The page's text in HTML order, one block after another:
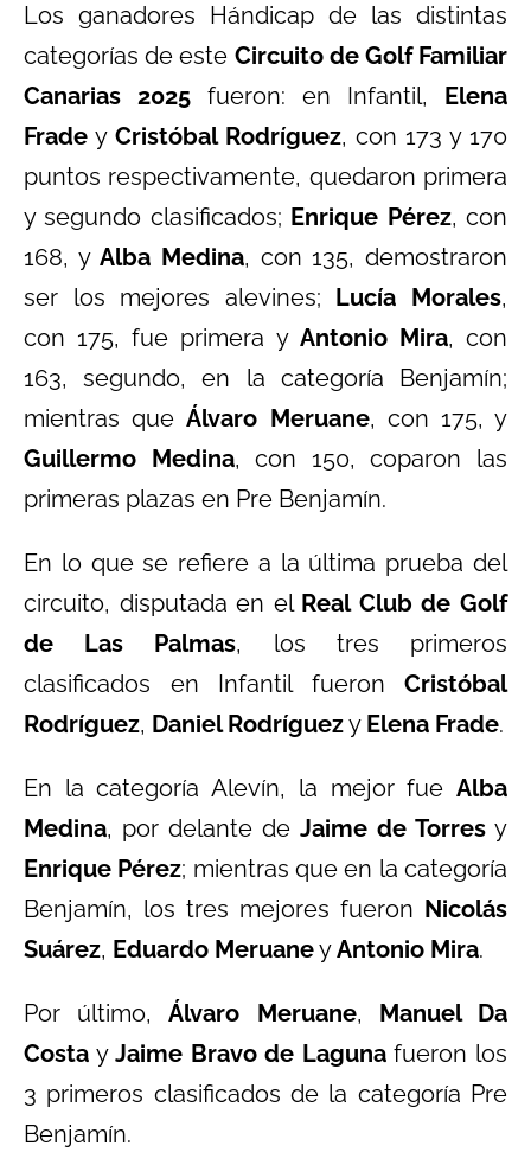
Los ganadores Hándicap de las distintas
categorías de este Circuito de Golf Familiar
Canarias 2025 fueron: en Infantil, Elena
Frade y Cristóbal Rodríguez, con 173 y 170
puntos respectivamente, quedaron primera
y segundo clasificados; Enrique Pérez, con
168, yAlba Medina, con 135, demostraron
ser los mejores alevines; Lucía Morales,
con 175, fue primera y Antonio Mira, con
163, segundo, en la categoría Benjamín;
mientras queÁlvaro Meruane, con 175, y
Guillermo Medina, con 150, coparon las
primeras plazas en Pre Benjamín.
En lo que se refiere a la última prueba del
circuito, disputada en el Real Club de Golf
de Las Palmas, los tres primeros
clasificados en Infantil fueron Cristóbal
Rodríguez, Daniel Rodríguezy Elena Frade.
En la categoría Alevín, la mejor fue Alba
Medina, por delante de Jaime de Torres y
Enrique Pérez; mientras que en la categoría
Benjamín, los tres mejores fueron Nicolás
Suárez, Eduardo MeruaneyAntonio Mira.
Por último,Álvaro Meruane, Manuel Da
Costa yJaime Bravo de Lagunafueron los
3 primeros clasificados de la categoría Pre
Benjamín.